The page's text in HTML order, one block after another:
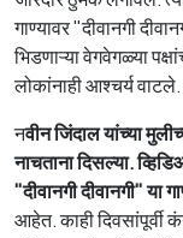
गाण्यावर "दीवानगी
भिडणाऱ्या वेगवेगळ्या
लोकांनाही आश्चर्य
नवीन जिंदाल यांच्या
नाचताना दिसल्या.
"दीवानगी दीवानगी" या
आहेत. काही दिवसांपूर्वी